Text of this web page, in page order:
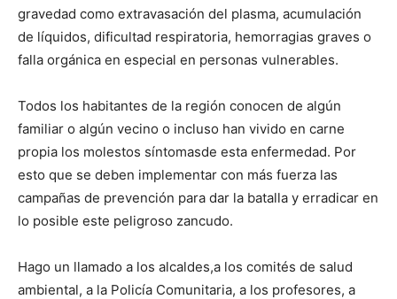
gravedad como extravasación del plasma, acumulación
de líquidos, dificultad respiratoria, hemorragias graves o
falla orgánica en especial en personas vulnerables.
Todos los habitantes de la región conocen de algún
familiar o algún vecino o incluso han vivido en carne
propia los molestos síntomasde esta enfermedad. Por
esto que se deben implementar con más fuerza las
campañas de prevención para dar la batalla y erradicar en
lo posible este peligroso zancudo.
Hago un llamado a los alcaldes,a los comités de salud
ambiental, a la Policía Comunitaria, a los profesores, a